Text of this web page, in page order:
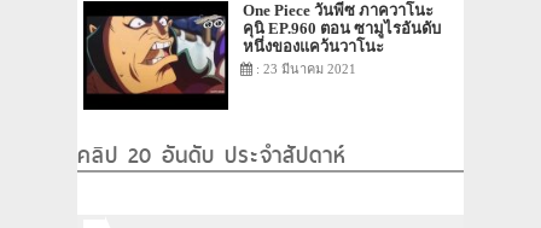
One Piece วันพีซ ภาควาโนะ
คุนิ EP.960 ตอน ซามูไรอันดับ
หนึ่งของแคว้นวาโนะ
: 23 มีนาคม 2021
คลิป 20 อันดับ ประจำสัปดาห์